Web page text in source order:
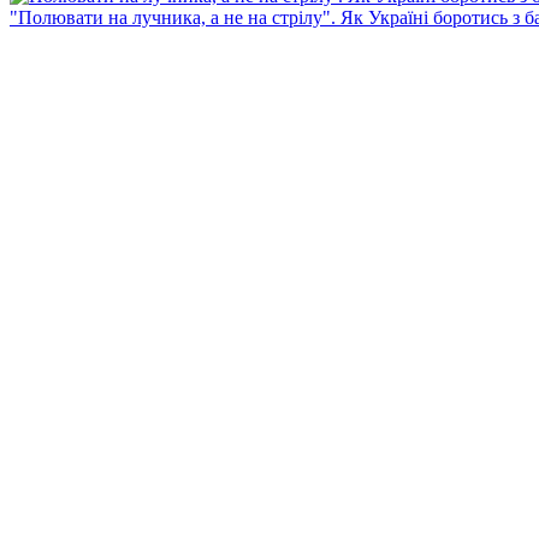
"Полювати на лучника, а не на стрілу". Як Україні боротись з